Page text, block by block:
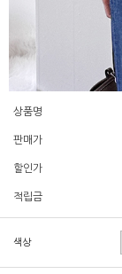
상품명
판매가
할인가
적립금
색상